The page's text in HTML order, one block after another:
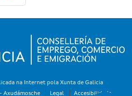
na Internet pola Xunta de Galicia
Axudámosche Legal Accesibilidade